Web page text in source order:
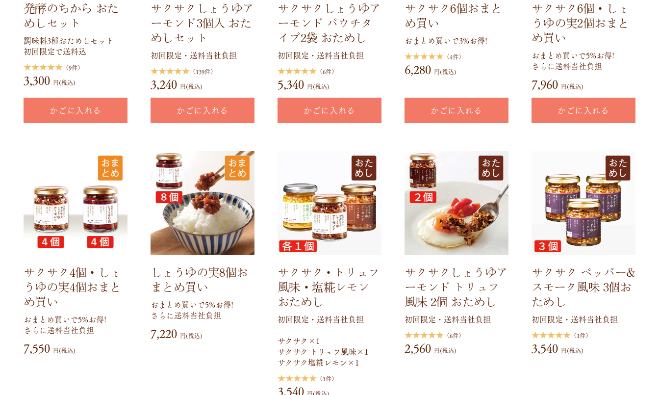
発酵のちから おた
めしセット
調味料3種おためしセット
初回限定で送料込
★★★★★ （9件）
3,300 円(税込)
かごに入れる
サクサクしょうゆア
ーモンド3個入 おた
めしセット
初回限定・送料当社負担
★★★★★ （139件）
3,240 円(税込)
かごに入れる
サクサクしょうゆア
ーモンド パウチタ
イプ2袋 おためし
初回限定・送料当社負担
★★★★★ （6件）
5,340 円(税込)
かごに入れる
サクサク6個おまと
め買い
おまとめ買いで3%お得!
★★★★★ （4件）
6,280 円(税込)
かごに入れる
サクサク6個・しょ
うゆの実2個おまと
め買い
おまとめ買いで5%お得!
さらに送料当社負担
7,960 円(税込)
かごに入れる
サクサク4個・しょ
うゆの実4個おまと
め買い
おまとめ買いで5%お得!
さらに送料当社負担
7,550 円(税込)
しょうゆの実8個お
まとめ買い
おまとめ買いで5%お得!
さらに送料当社負担
7,220 円(税込)
サクサク・トリュフ
風味・塩糀レモン
おためし
初回限定・送料当社負担
サクサク×1
サクサク トリュフ風味×1
サクサク塩糀レモン×1
★★★★★ （1件）
3,540
サクサクしょうゆア
ーモンド トリュフ
風味 2個 おためし
初回限定・送料当社負担
★★★★★ （6件）
2,560 円(税込)
サクサク ペッパー&
スモーク風味 3個お
ためし
初回限定・送料当社負担
★★★★★ （1件）
3,540 円(税込)